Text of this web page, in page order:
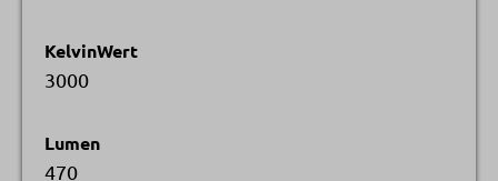
KelvinWert
3000
Lumen
470